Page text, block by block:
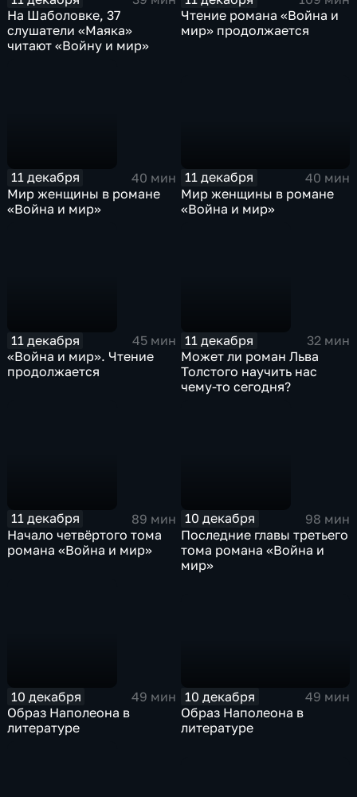
На Шаболовке, 37
слушатели «Маяка»
читают «Войну и мир»
Чтение романа «Война и
мир» продолжается
11 декабря
40 мин
Мир женщины в романе
«Война и мир»
11 декабря
40 мин
Мир женщины в романе
«Война и мир»
11 декабря
45 мин
«Война и мир». Чтение
продолжается
11 декабря
32 мин
Может ли роман Льва
Толстого научить нас
чему-то сегодня?
11 декабря
89 мин
Начало четвёртого тома
романа «Война и мир»
10 декабря
98 мин
Последние главы третьего
тома романа «Война и
мир»
10 декабря
49 мин
Образ Наполеона в
литературе
10 декабря
49 мин
Образ Наполеона в
литературе